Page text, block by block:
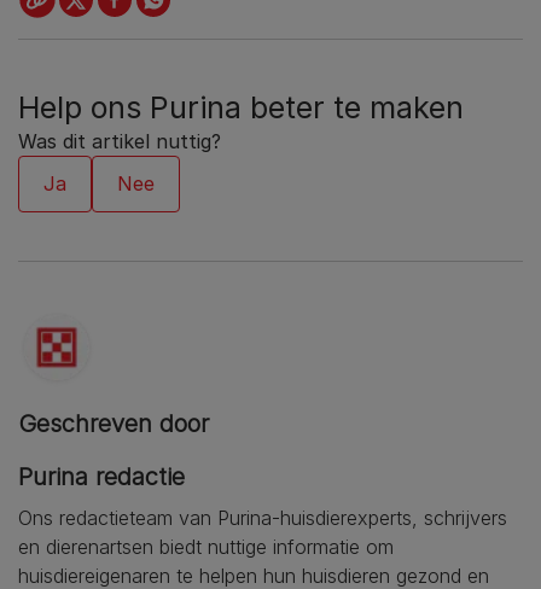
Help ons Purina beter te maken
Was dit artikel nuttig?
Geschreven door
Purina redactie
Ons redactieteam van Purina-huisdierexperts, schrijvers
en dierenartsen biedt nuttige informatie om
huisdiereigenaren te helpen hun huisdieren gezond en